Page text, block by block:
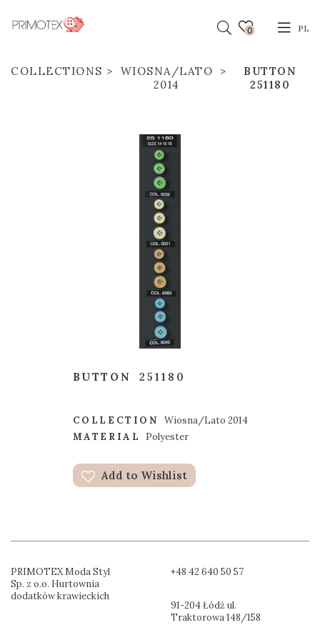
0 PL
COLLECTIONS
WIOSNA/LATO
2014
BUTTON
251180
BUTTON 251180
COLLECTION
Wiosna/Lato 2014
MATERIAL
Polyester
Add to Wishlist
PRIMOTEX Moda Styl
Sp. z o.o. Hurtownia
dodatków krawieckich
+48 42 640 50 57
91-204 Łódź ul.
Traktorowa 148/158